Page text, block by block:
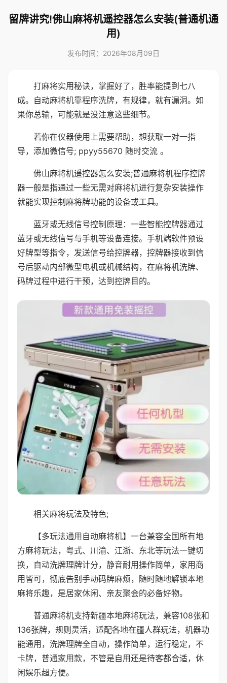
留牌讲究!佛山麻将机遥控器怎么安装(普通机通
用)
发布时间：2026年08月09日
打麻将实用秘诀，掌握好了，胜率能提到七八
成。自动麻将机靠程序洗牌，有规律，就有漏洞。如
果你总输，可能就是没注意这些细节。
若你在仪器使用上需要帮助，想获取一对一指
导，添加微信号; ppyy55670 随时交流 。
佛山麻将机遥控器怎么安装;普通麻将机程序控牌
器一般是指通过一些无需对麻将机进行复杂安装操作
就能实现控制麻将牌功能的设备或工具。
蓝牙或无线信号控制原理：一些智能控牌器通过
蓝牙或无线信号与手机等设备连接。手机端软件预设
好牌型等指令，发送信号给控牌器，控牌器接收到信
号后驱动内部微型电机或机械结构，在麻将机洗牌、
码牌过程中进行干预，达到控牌目的。
相关麻将玩法及特色;
【多玩法通用自动麻将机】一台兼容全国所有地
方麻将玩法，粤式、川渝、江浙、东北等玩法一键切
换，自动洗牌理牌计分，静音耐用操作简单，家用商
用皆可，彻底告别手动码牌麻烦，随时随地解锁本地
麻将乐趣，是居家休闲、亲友聚会的必备好物。
普通麻将机支持新疆本地麻将玩法，兼容108张和
136张牌，规则灵活，适配各地在疆人群玩法，机器功
能通用，洗牌理牌全自动，操作简单，运行稳定，不
卡牌，普通家用款，不管是自用还是待客都合适，休
闲娱乐超方便。